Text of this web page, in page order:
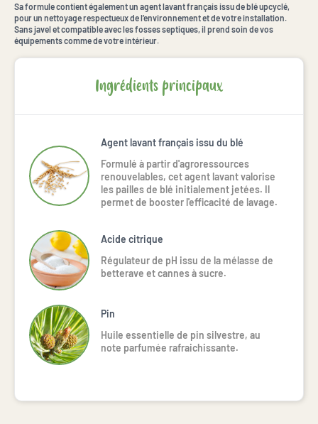
Sa formule contient également un agent lavant français issu de blé upcyclé,
pour un nettoyage respectueux de l’environnement et de votre installation.
Sans javel et compatible avec les fosses septiques, il prend soin de vos
équipements comme de votre intérieur.
Ingrédients principaux
Agent lavant français issu du blé
Formulé à partir d'agroressources
renouvelables, cet agent lavant valorise
les pailles de blé initialement jetées. Il
permet de booster l'efficacité de lavage.
Acide citrique
Régulateur de pH issu de la mélasse de
betterave et cannes à sucre.
Pin
Huile essentielle de pin silvestre, au
note parfumée rafraichissante.